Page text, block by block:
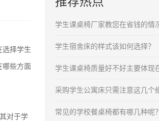
选择学生
哪些方面
对于学
学生宿舍床的样式该如何选择？
常见的学校餐桌椅都有哪几种呢？